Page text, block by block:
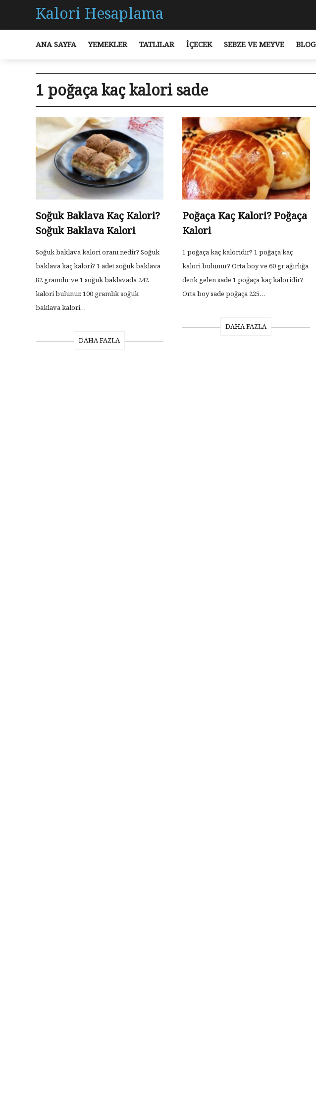
Kalori Hesaplama
ANA SAYFA YEMEKLER TATLILAR İÇECEK SEBZE VE MEYVE BLOG
1 poğaça kaç kalori sade
Soğuk Baklava Kaç Kalori?
Soğuk Baklava Kalori
Soğuk baklava kalori oranı nedir? Soğuk
baklava kaç kalori? 1 adet soğuk baklava
82 gramdır ve 1 soğuk baklavada 242
kalori bulunur. 100 gramlık soğuk
baklava kalori…
DAHA FAZLA
Poğaça Kaç Kalori? Poğaça
Kalori
1 poğaça kaç kaloridir? 1 poğaça kaç
kalori bulunur? Orta boy ve 60 gr ağırlığa
denk gelen sade 1 poğaça kaç kaloridir?
Orta boy sade poğaça 225…
DAHA FAZLA